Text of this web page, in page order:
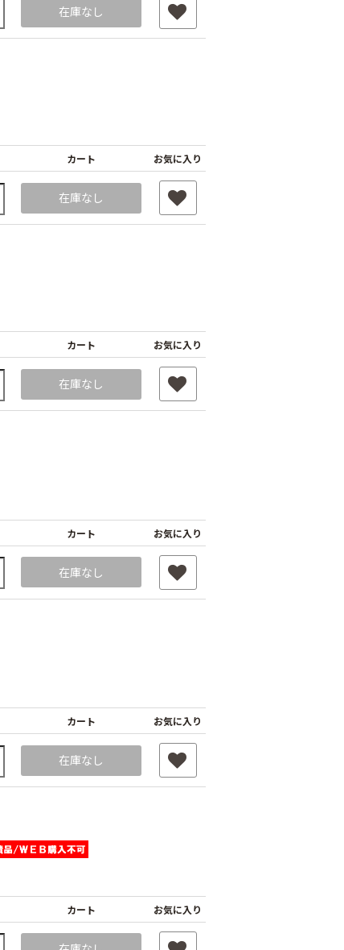
在庫なし
カート お気に入り
在庫なし
カート お気に入り
在庫なし
カート お気に入り
在庫なし
カート お気に入り
在庫なし
カート お気に入り